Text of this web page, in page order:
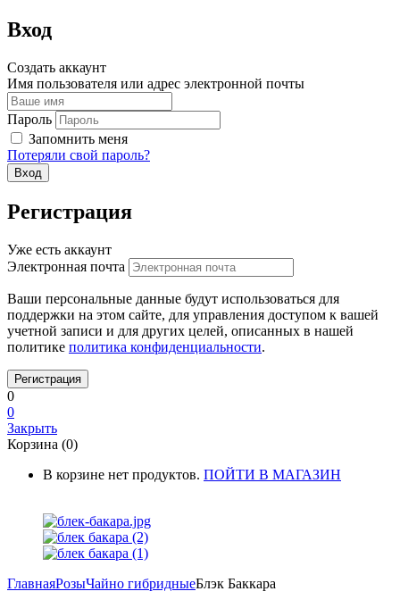
Вход
Создать аккаунт
Имя пользователя или адрес электронной почты
Пароль
Запомнить меня
Потеряли свой пароль?
Регистрация
Уже есть аккаунт
Электронная почта
Ваши персональные данные будут использоваться для
поддержки на этом сайте, для управления доступом к вашей
учетной записи и для других целей, описанных в нашей
политике политика конфиденциальности.
0
0
Закрыть
Корзина (0)
В корзине нет продуктов. ПОЙТИ В МАГАЗИН
ГлавнаяРозыЧайно гибридныеБлэк Баккара